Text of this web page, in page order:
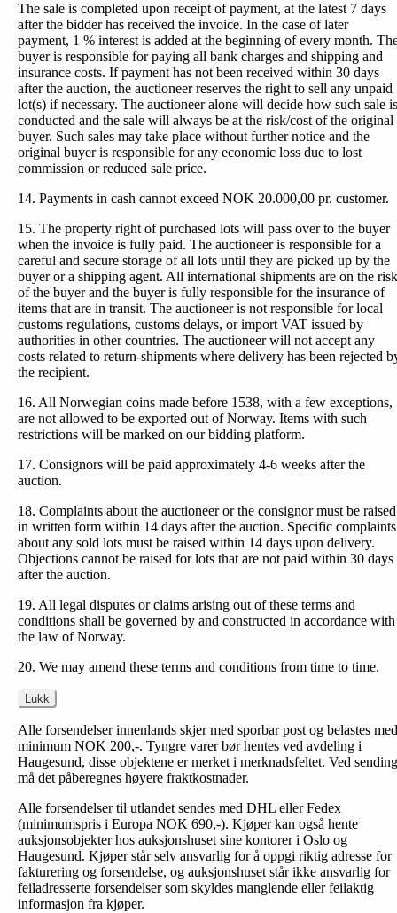
The sale is completed upon receipt of payment, at the latest 7 days
after the bidder has received the invoice. In the case of later
payment, 1 % interest is added at the beginning of every month.
buyer is responsible for paying all bank charges and shipping and
insurance costs. If payment has not been received within 30 days
after the auction, the auctioneer reserves the right to sell any unpaid
lot(s) if necessary. The auctioneer alone will decide how such sale is
conducted and the sale will always be at the risk/cost of the original
buyer. Such sales may take place without further notice and the
original buyer is responsible for any economic loss due to lost
commission or reduced sale price.
14. Payments in cash cannot exceed NOK 20.000,00 pr. customer.
15. The property right of purchased lots will pass over to the buyer
when the invoice is fully paid. The auctioneer is responsible for a
careful and secure storage of all lots until they are picked up by the
buyer or a shipping agent. All international shipments are on the risk
of the buyer and the buyer is fully responsible for the insurance of
items that are in transit. The auctioneer is not responsible for local
customs regulations, customs delays, or import VAT issued by
authorities in other countries. The auctioneer will not accept any
costs related to return-shipments where delivery has been rejected
the recipient.
16. All Norwegian coins made before 1538, with a few exceptions,
are not allowed to be exported out of Norway. Items with such
restrictions will be marked on our bidding platform.
17. Consignors will be paid approximately 4-6 weeks after the
auction.
18. Complaints about the auctioneer or the consignor must be raised
in written form within 14 days after the auction. Specific complaints
about any sold lots must be raised within 14 days upon delivery.
Objections cannot be raised for lots that are not paid within 30 days
after the auction.
19. All legal disputes or claims arising out of these terms and
conditions shall be governed by and constructed in accordance with
the law of Norway.
20. We may amend these terms and conditions from time to time.
Lukk
Alle forsendelser innenlands skjer med sporbar post og belastes med
minimum NOK 200,-. Tyngre varer bør hentes ved avdeling i
Haugesund, disse objektene er merket i merknadsfeltet. Ved sending
må det påberegnes høyere fraktkostnader.
Alle forsendelser til utlandet sendes med DHL eller Fedex
(minimumspris i Europa NOK 690,-). Kjøper kan også hente
auksjonsobjekter hos auksjonshuset sine kontorer i Oslo og
Haugesund. Kjøper står selv ansvarlig for å oppgi riktig adresse for
fakturering og forsendelse, og auksjonshuset står ikke ansvarlig for
feiladresserte forsendelser som skyldes manglende eller feilaktig
informasjon fra kjøper.